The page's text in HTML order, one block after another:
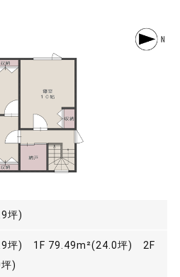
坪)
坪) 1F 79.49m²(24.0坪) 2F
)